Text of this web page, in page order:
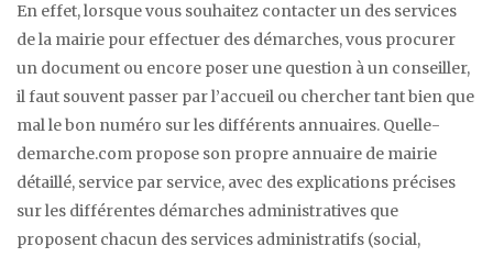
En effet, lorsque vous souhaitez contacter un des services
de la mairie pour effectuer des démarches, vous procurer
un document ou encore poser une question à un conseiller,
il faut souvent passer par l’accueil ou chercher tant bien que
mal le bon numéro sur les différents annuaires. Quelle-
demarche.com propose son propre annuaire de mairie
détaillé, service par service, avec des explications précises
sur les différentes démarches administratives que
proposent chacun des services administratifs (social,